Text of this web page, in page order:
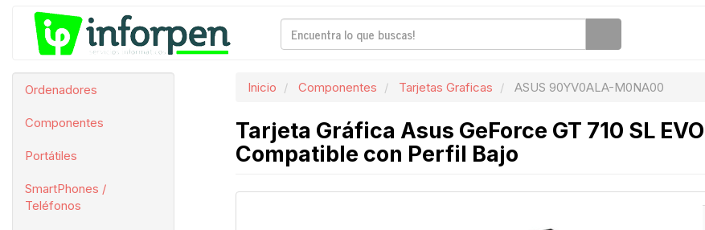
Ordenadores
Componentes
Portátiles
SmartPhones /
Teléfonos
Inicio Componentes Tarjetas Graficas ASUS 90YV0ALA-M0NA00
Tarjeta Gráfica Asus GeForce GT 710 SL
Compatible con Perfil Bajo